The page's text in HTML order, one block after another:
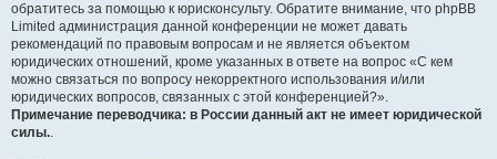
обратитесь за помощью к юрисконсульту. Обратите внимание, что phpBB
Limited администрация данной конференции не может давать
рекомендаций по правовым вопросам и не является объектом
юридических отношений, кроме указанных в ответе на вопрос «С кем
можно связаться по вопросу некорректного использования и/или
юридических вопросов, связанных с этой конференцией?».
Примечание переводчика: в России данный акт не имеет юридической
силы..